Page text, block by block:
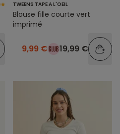
TWEENS TAPE A L'OEIL
Blouse fille courte vert
imprimé
9,99 € 19,99 €